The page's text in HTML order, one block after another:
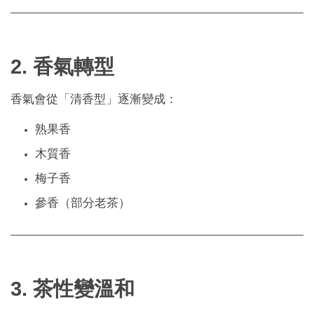
2. 香氣轉型
香氣會從「清香型」逐漸變成：
熟果香
木質香
梅子香
參香（部分老茶）
3. 茶性變溫和